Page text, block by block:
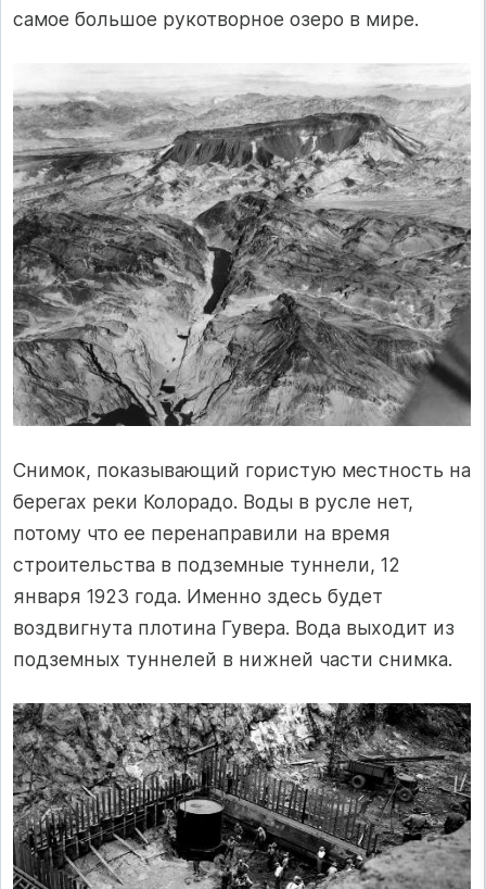
самое большое рукотворное озеро в мире.
Снимок, показывающий гористую местность на
берегах реки Колорадо. Воды в русле нет,
потому что ее перенаправили на время
строительства в подземные туннели, 12
января 1923 года. Именно здесь будет
воздвигнута плотина Гувера. Вода выходит из
подземных туннелей в нижней части снимка.